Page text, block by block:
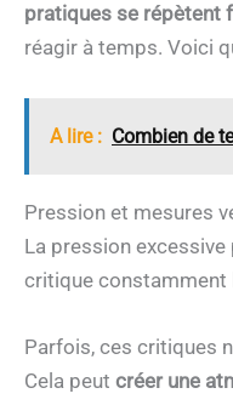
pratiques se répètent
réagir à temps. Voici
A lire : Combien de
Pression et mesures
La pression
critique constamment
Parfois, ces critiques
Cela peut créer une